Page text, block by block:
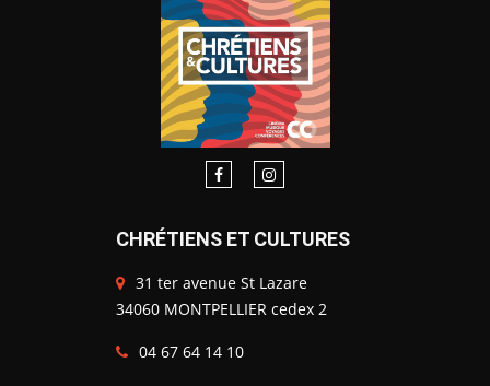
CHRÉTIENS ET CULTURES
31 ter avenue St Lazare
34060 MONTPELLIER cedex 2
04 67 64 14 10